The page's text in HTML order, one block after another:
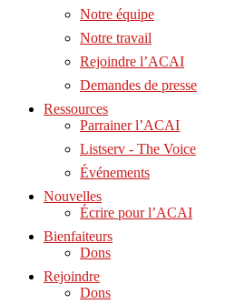
Notre équipe
Notre travail
Rejoindre l’ACAI
Demandes de presse
Ressources
Parrainer l’ACAI
Listserv - The Voice
Événements
Nouvelles
Écrire pour l’ACAI
Bienfaiteurs
Dons
Rejoindre
Dons